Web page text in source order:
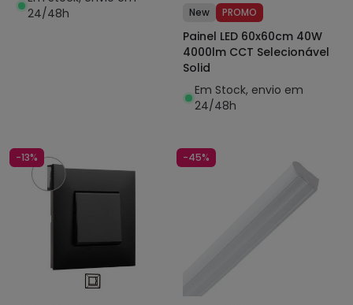
24/48h
New PROMO
Painel LED 60x60cm 40W
4000lm CCT Selecionável
Solid
Em Stock, envio em
24/48h
-13% -45%